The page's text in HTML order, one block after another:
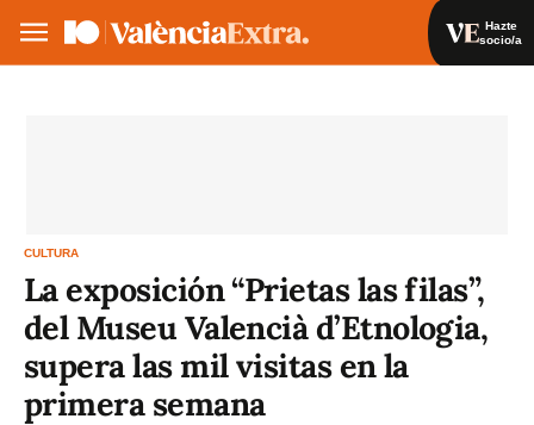
Hazte
socio/a
CULTURA
La exposición “Prietas las filas”,
del Museu Valencià d’Etnologia,
supera las mil visitas en la
primera semana